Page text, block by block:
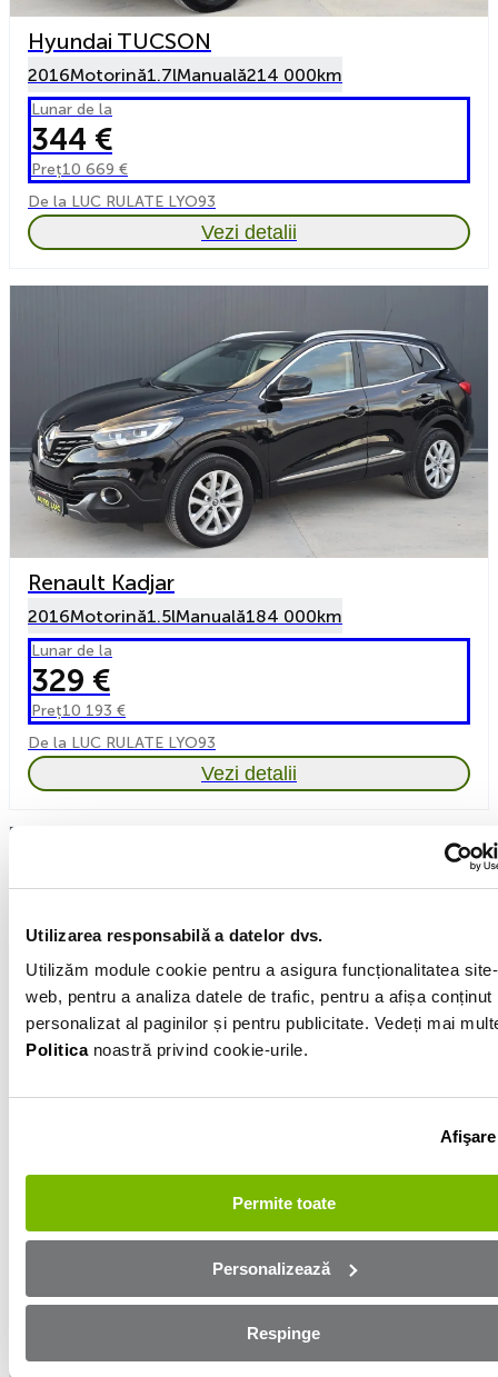
Utilizarea responsabilă a datelor dvs.
Utilizăm module cookie pentru a asigura funcționalitatea
web, pentru a analiza datele de trafic, pentru a afișa conținut
personalizat al paginilor și pentru publicitate. Vedeți mai
Politicanoastră privind cookie-urile.
Afişare
Permite toate
Personalizează
Respinge
Hyundai TUCSON
2016Motorină1.7lManuală214 000km
Lunar de la
344 €
Preț10 669 €
De la LUC RULATE LYO93
Vezi detalii
Renault Kadjar
2016Motorină1.5lManuală184 000km
Lunar de la
329 €
Preț10 193 €
De la LUC RULATE LYO93
Vezi detalii
326 €